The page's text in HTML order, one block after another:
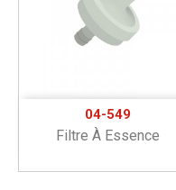
04-549
Filtre À Essence